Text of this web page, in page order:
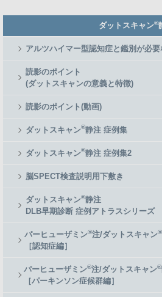
ダットスキャン®
アルツハイマー型認知症と鑑別が必
読影のポイント
(ダットスキャンの意義と特徴)
読影のポイント(動画)
ダットスキャン®静注 症例集
ダットスキャン®静注 症例集2
脳SPECT検査説明用下敷き
ダットスキャン®静注
DLB早期診断 症例アトラスシリーズ
パーヒューザミン®注/ダットスキャン®
［認知症編］
パーヒューザミン®注/ダットスキャン®
［パーキンソン症候群編］